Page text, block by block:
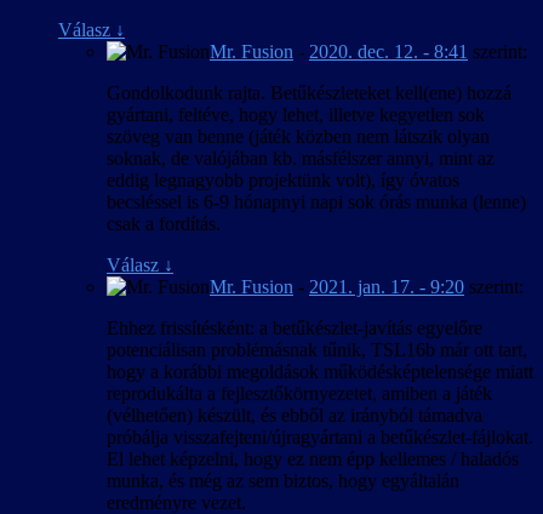
Válasz ↓
Mr. Fusion - 2020. dec. 12. - 8:41 szerint:
Gondolkodunk rajta. Betűkészleteket kell(ene) hozzá
gyártani, feltéve, hogy lehet, illetve kegyetlen sok
szöveg van benne (játék közben nem látszik olyan
soknak, de valójában kb. másfélszer annyi, mint az
eddig legnagyobb projektünk volt), így óvatos
becsléssel is 6-9 hónapnyi napi sok órás munka (lenne)
csak a fordítás.
Válasz ↓
Mr. Fusion - 2021. jan. 17. - 9:20 szerint:
Ehhez frissítésként: a betűkészlet-javítás egyelőre
potenciálisan problémásnak tűnik, TSL16b már ott tart,
hogy a korábbi megoldások működésképtelensége miatt
reprodukálta a fejlesztőkörnyezetet, amiben a játék
(vélhetően) készült, és ebből az irányból támadva
próbálja visszafejteni/újragyártani a betűkészlet-fájlokat.
El lehet képzelni, hogy ez nem épp kellemes / haladós
munka, és még az sem biztos, hogy egyáltalán
eredményre vezet.